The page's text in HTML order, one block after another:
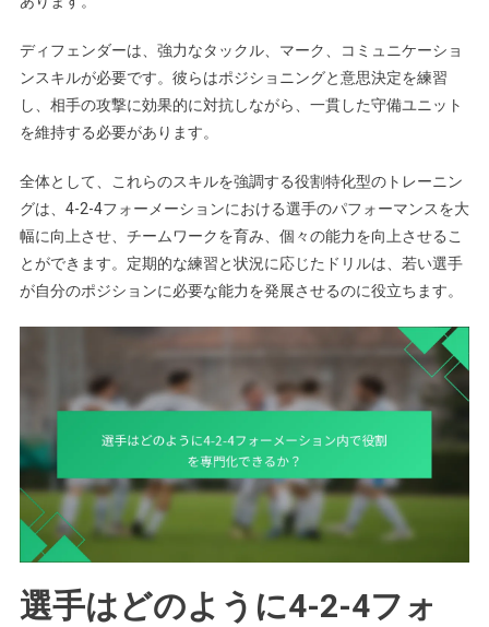
ディフェンダーは、強力なタックル、マーク、コミュニケーショ
ンスキルが必要です。彼らはポジショニングと意思決定を練習
し、相手の攻撃に効果的に対抗しながら、一貫した守備ユニット
を維持する必要があります。
全体として、これらのスキルを強調する役割特化型のトレーニン
グは、4-2-4フォーメーションにおける選手のパフォーマンスを大
幅に向上させ、チームワークを育み、個々の能力を向上させるこ
とができます。定期的な練習と状況に応じたドリルは、若い選手
が自分のポジションに必要な能力を発展させるのに役立ちます。
選手はどのように4-2-4フォ